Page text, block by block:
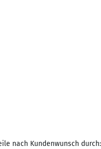
nach Kundenwunsch